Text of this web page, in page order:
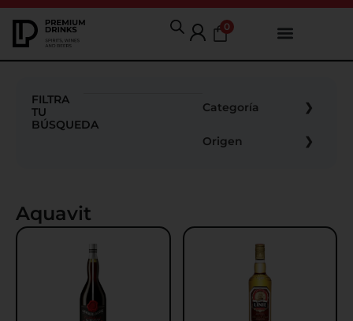
0
FILTRA
TU
BÚSQUEDA
Categoría
Origen
Aquavit